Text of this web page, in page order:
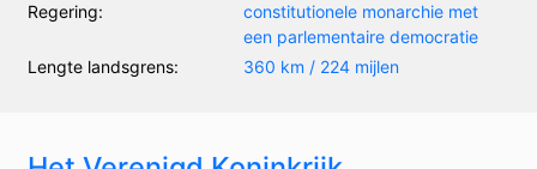
Regering:
constitutionele monarchie met
een parlementaire democratie
Lengte landsgrens:
360 km / 224 mijlen